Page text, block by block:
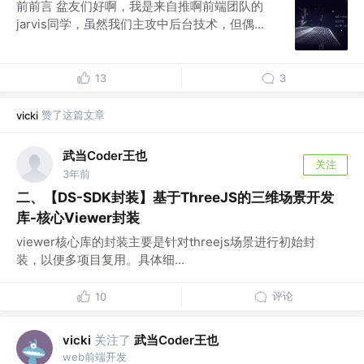
前前言 盆友们好啊，我是来自推啊前端团队的
jarvis同学，虽然我们主攻中后台技术，但偶...
13 3
vicki 赞了这篇文章
武当Coder王也
3年前
关注
二、【DS-SDK封装】基于ThreeJS的三维场景开发
库-核心Viewer封装
viewer核心库的封装主要是针对threejs场景进行初始封
装，以便多项目复用。具体细...
10 评论
vicki 关注了 武当Coder王也
web前端开发